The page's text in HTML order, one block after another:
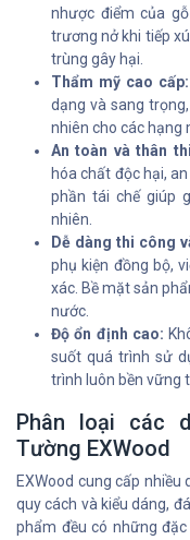
nhược điểm của
trương nở khi tiếp
trùng gây hại.
Thẩm mỹ cao cấp:
dạng và sang
nhiên cho các hạng
An toàn và thân
hóa chất độc hại,
phần tái chế giúp
nhiên.
Dễ dàng thi công
phụ kiện đồng bộ,
xác. Bề mặt sản
nước.
Độ ổn định cao:
suốt quá trình sử
trình luôn bền vững
Phân loại các
Tường EXWood
EXWood cung cấp
quy cách và kiểu dáng,
phẩm đều có những